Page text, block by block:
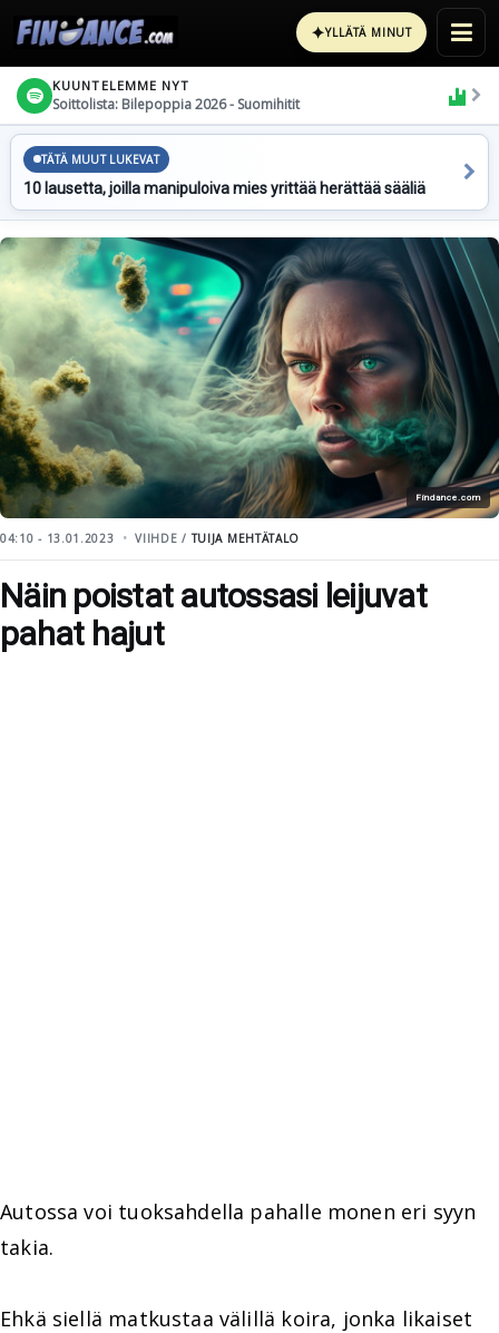
✦YLLÄTÄ MINUT
KUUNTELEMME NYT
Soittolista: Bilepoppia 2026 - Suomihitit
TÄTÄ MUUT LUKEVAT
10 lausetta, joilla manipuloiva mies yrittää herättää sääliä
Findance.com
04:10 - 13.01.2023 VIIHDE /TUIJA MEHTÄTALO
Näin poistat autossasi leijuvat
pahat hajut
Autossa voi tuoksahdella pahalle monen eri syyn
takia.
Ehkä siellä matkustaa välillä koira, jonka likaiset